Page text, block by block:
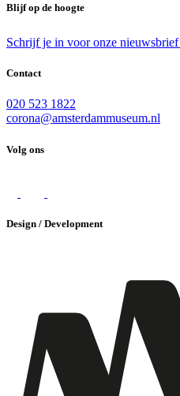
Blijf op de hoogte
Schrijf je in voor onze nieuwsbrief
Contact
020 523 1822
corona@amsterdammuseum.nl
Volg ons
Design / Development